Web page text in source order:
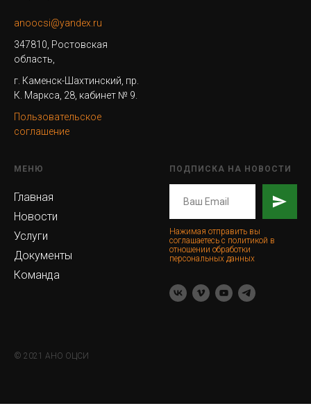
anoocsi@yandex.ru
347810, Ростовская
область,
г. Каменск-Шахтинский, пр.
К. Маркса, 28, кабинет № 9.
Пользовательское
соглашение
МЕНЮ
Главная
Новости
Услуги
Документы
Команда
ПОДПИСКА НА НОВОСТИ
Нажимая отправить вы
соглашаетесь с политикой в
отношении обработки
персональных данных
© 2021 АНО ОЦСИ